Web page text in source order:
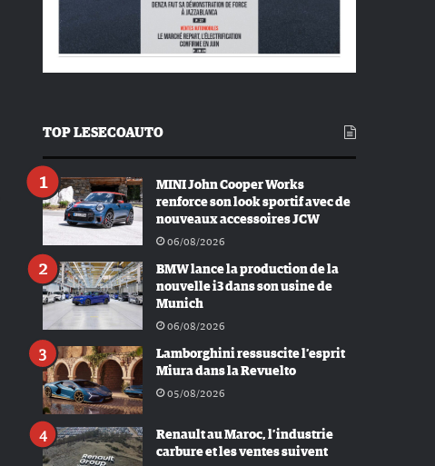
TOP LESECOAUTO
MINI John Cooper Works
renforce son look sportif avec de
nouveaux accessoires JCW
06/08/2026
BMW lance la production de la
nouvelle i3 dans son usine de
Munich
06/08/2026
Lamborghini ressuscite l’esprit
Miura dans la Revuelto
05/08/2026
Renault au Maroc, l’industrie
carbure et les ventes suivent